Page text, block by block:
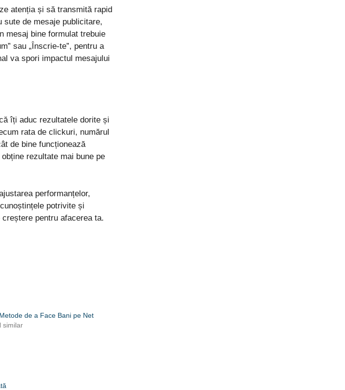
atenția și să transmită rapid
de mesaje publicitare,
mesaj bine formulat trebuie
sau „Înscrie-te”, pentru a
va spori impactul mesajului
îți aduc rezultatele dorite și
rata de clickuri, numărul
de bine funcționează
rezultate mai bune pe
performanțelor,
potrivite și
pentru afacerea ta.
de a Face Bani pe Net
similar